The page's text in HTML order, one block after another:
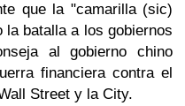
que la "camarilla (sic)
la batalla a los gobiernos
al gobierno chino
financiera contra el
Street y la City.